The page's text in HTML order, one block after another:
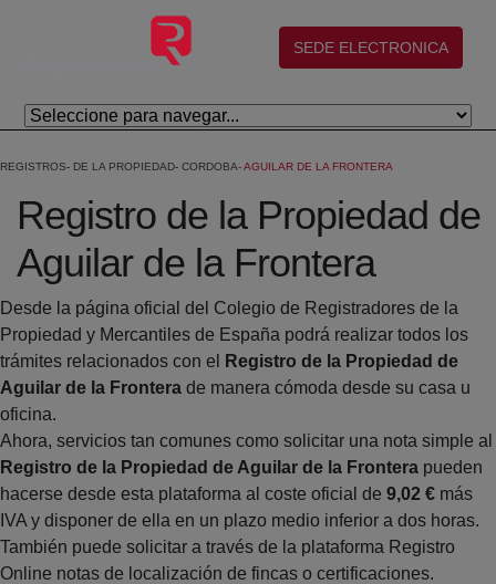
Skip to Main Content
(abre en nueva ventana)
SEDE ELECTRONICA
REGISTROS DE LA PROPIEDAD CORDOBA AGUILAR DE LA FRONTERA
Registro de la Propiedad de
Aguilar de la Frontera
Desde la página oficial del Colegio de Registradores de la
Propiedad y Mercantiles de España podrá realizar todos los
trámites relacionados con el
Registro de la Propiedad de
Aguilar de la Frontera de manera cómoda desde su casa u
oficina.
Ahora, servicios tan comunes como solicitar una nota simple al
Registro de la Propiedad de Aguilar de la Frontera pueden
hacerse desde esta plataforma al coste oficial de 9,02 € más
IVA y disponer de ella en un plazo medio inferior a dos horas.
También puede solicitar a través de la plataforma Registro
Online notas de localización de fincas o certificaciones.